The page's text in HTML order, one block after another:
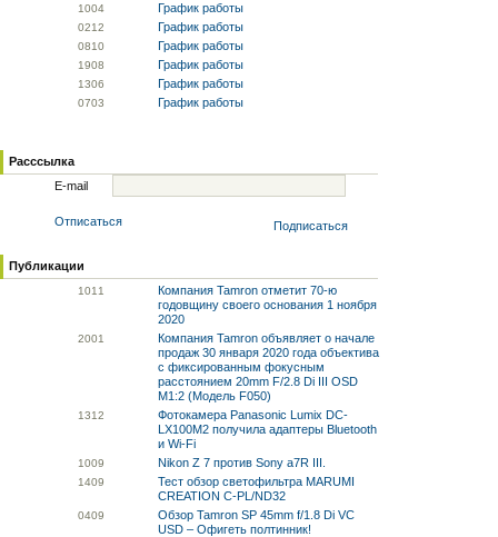
1004 График работы
0212 График работы
0810 График работы
1908 График работы
1306 График работы
0703 График работы
Расссылка
E-mail
Отписаться Подписаться
Публикации
1011
Компания Tamron отметит 70-ю
годовщину своего основания 1 ноября
2020
2001
Компания Tamron объявляет о начале
продаж 30 января 2020 года объектива
с фиксированным фокусным
расстоянием 20mm F/2.8 Di III OSD
M1:2 (Модель F050)
1312
Фотокамера Panasonic Lumix DC-
LX100M2 получила адаптеры Bluetooth
и Wi-Fi
1009 Nikon Z 7 против Sony a7R III.
1409
Тест обзор светофильтра MARUMI
CREATION C-PL/ND32
0409
Обзор Tamron SP 45mm f/1.8 Di VC
USD – Офигеть полтинник!